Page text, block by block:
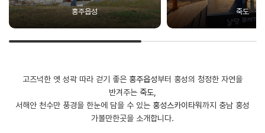
홍주읍성 죽도
고즈넉한 옛 성곽 따라 걷기 좋은 홍주읍성부터 홍성의 청정한 자연을
반겨주는 죽도
서해안 천수만 풍경을 한눈에 담을 수 있는 홍성스카이타워까지 충남 홍성
가볼만한곳을 소개합니다.